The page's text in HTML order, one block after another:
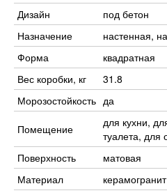
Дизайн
под бетон
Назначение
настенная,
Форма
квадратная
Вес коробки, кг
31.8
Морозостойкость да
Помещение
для кухни,
туалета,
Поверхность
матовая
Материал
керамогранит